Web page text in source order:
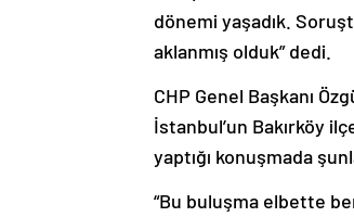
dönemi yaşadık.
aklanmış olduk” dedi.
CHP Genel Başkanı
İstanbul’un Bakırköy
yaptığı konuşmada
“Bu buluşma elbette